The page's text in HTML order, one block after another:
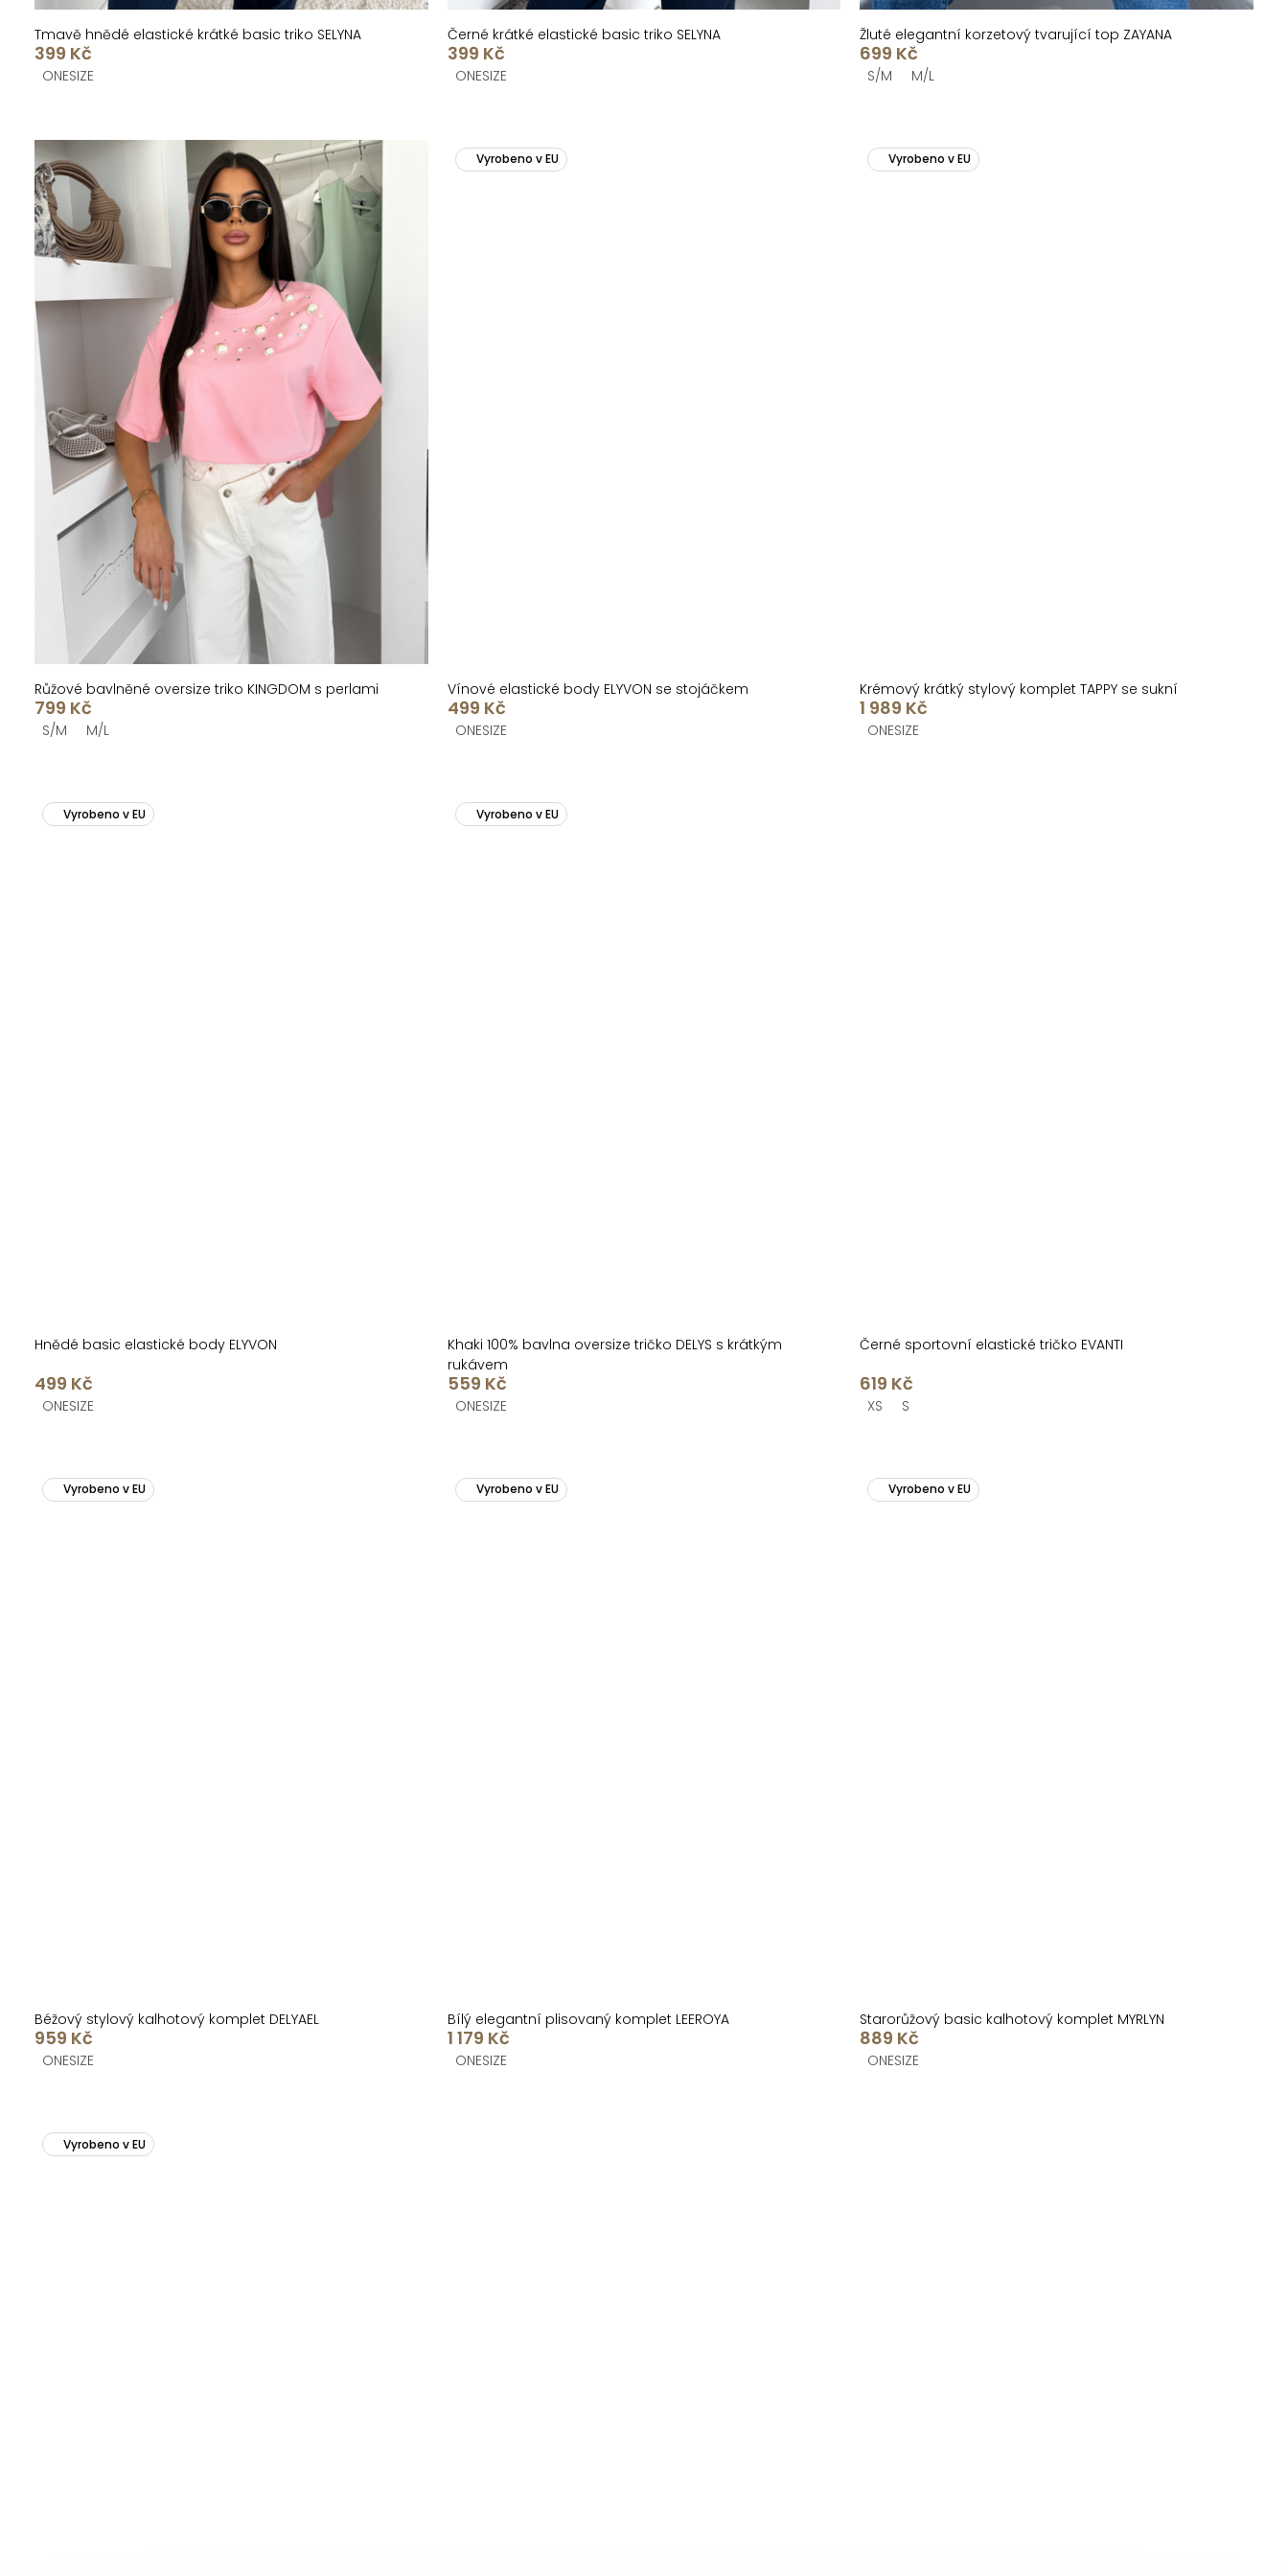
Tmavě hnědé elastické krátké basic triko SELYNA
399 Kč
ONESIZE
Černé krátké elastické basic triko SELYNA
399 Kč
ONESIZE
Žluté elegantní korzetový tvarující top ZAYANA
699 Kč
S/M M/L
Růžové bavlněné oversize triko KINGDOM s perlami
799 Kč
S/M M/L
Vyrobeno v EU
Vínové elastické body ELYVON se stojáčkem
499 Kč
ONESIZE
Vyrobeno v EU
Krémový krátký stylový komplet TAPPY se sukní
1 989 Kč
ONESIZE
Vyrobeno v EU
Hnědé basic elastické body ELYVON
499 Kč
ONESIZE
Vyrobeno v EU
Khaki 100% bavlna oversize tričko DELYS s krátkým
rukávem
559 Kč
ONESIZE
Černé sportovní elastické tričko EVANTI
619 Kč
XS S
Vyrobeno v EU
Béžový stylový kalhotový komplet DELYAEL
959 Kč
ONESIZE
Vyrobeno v EU
Bílý elegantní plisovaný komplet LEEROYA
1 179 Kč
ONESIZE
Vyrobeno v EU
Starorůžový basic kalhotový komplet MYRLYN
889 Kč
ONESIZE
Vyrobeno v EU